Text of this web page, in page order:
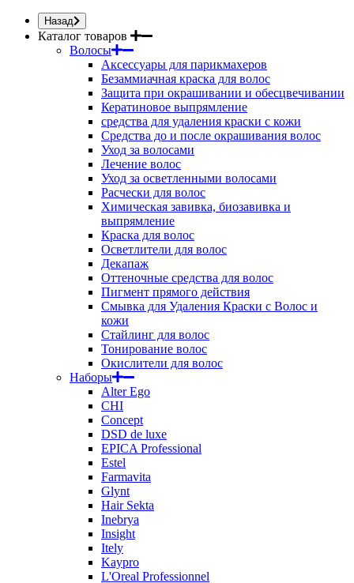
Назад
Каталог товаров
Волосы
Аксессуары для парикмахеров
Безаммиачная краска для волос
Защита при окрашивании и обесцвечивании
Кератиновое выпрямление
средства для удаления краски с кожи
Средства до и после окрашивания волос
Уход за волосами
Лечение волос
Уход за осветленными волосами
Расчески для волос
Химическая завивка, биозавивка и
выпрямление
Краска для волос
Осветлители для волос
Декапаж
Оттеночные средства для волос
Пигмент прямого действия
Смывка для Удаления Краски с Волос и
кожи
Стайлинг для волос
Тонирование волос
Окислители для волос
Наборы
Alter Ego
CHI
Concept
DSD de luxe
EPICA Professional
Estel
Farmavita
Glynt
Hair Sekta
Inebrya
Insight
Itely
Kaypro
L'Oreal Professionnel